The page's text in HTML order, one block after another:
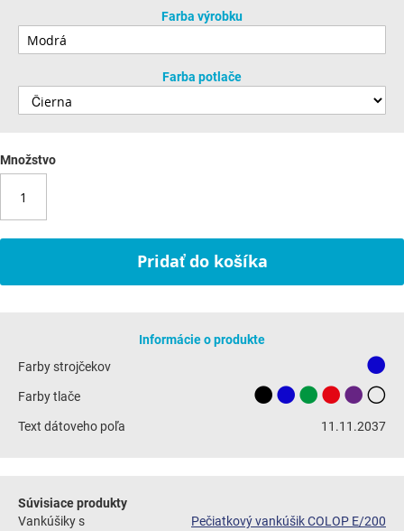
Farba výrobku
Farba potlače
Množstvo
Pridať do košíka
Informácie o produkte
Farby strojčekov
Farby tlače
Text dátoveho poľa 11.11.2037
Súvisiace produkty
Vankúšiky s
Pečiatkový vankúšik COLOP E/200